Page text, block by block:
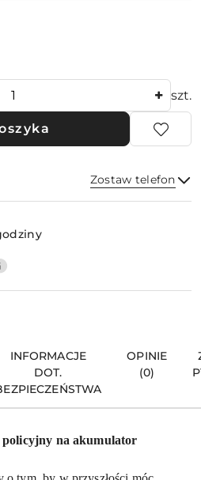
szt.
Zostaw telefon
INFORMACJE
DOT.
OPINIE
(0)
policyjny na akumulator